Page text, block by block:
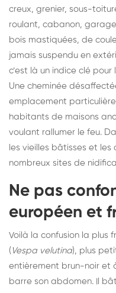
creux, grenier, sous-
roulant, cabanon,
bois mastiquées, de
jamais suspendu en
c’est là un indice clé
Une cheminée
emplacement
habitants de maisons
voulant rallumer le feu.
les vieilles bâtisses et
nombreux sites de
Ne pas
européen et
Voilà la confusion la plus
( Vespa velutina), plus
entièrement brun-noir et
barre son abdomen. Il